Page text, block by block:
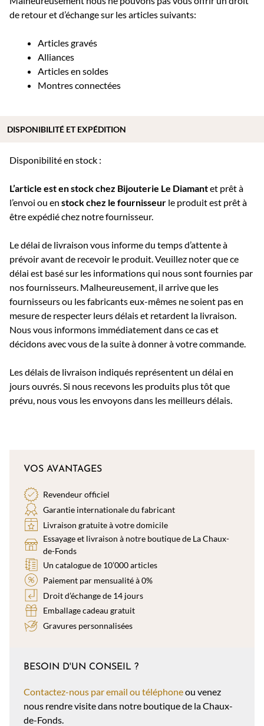
de retour et d’échange sur les articles suivants:
Articles gravés
Alliances
Articles en soldes
Montres connectées
Disponibilité en stock :
L’article est en stock chez Bijouterie Le Diamantet prêt à
l’envoi ou en stock chez le fournisseur le produit est prêt à
être expédié chez notre fournisseur.
Le délai de livraison vous informe du temps d’attente à
prévoir avant de recevoir le produit. Veuillez noter que ce
délai est basé sur les informations qui nous sont fournies par
nos fournisseurs. Malheureusement, il arrive que les
fournisseurs ou les fabricants eux-mêmes ne soient pas en
mesure de respecter leurs délais et retardent la livraison.
Nous vous informons immédiatement dans ce cas et
décidons avec vous de la suite à donner à votre commande.
Les délais de livraison indiqués représentent un délai en
jours ouvrés. Si nous recevons les produits plus tôt que
prévu, nous vous les envoyons dans les meilleurs délais.
DISPONIBILITÉ ET EXPÉDITION
VOS AVANTAGES
Revendeur officiel
Garantie internationale du fabricant
Livraison gratuite à votre domicile
Essayage et livraison à notre boutique de La Chaux-
de-Fonds
Un catalogue de 10’000 articles
Paiement par mensualité à 0%
Droit d’échange de 14 jours
Emballage cadeau gratuit
Gravures personnalisées
BESOIN D'UN CONSEIL ?
Contactez-nous par email ou téléphoneou venez
nous rendre visite dans notre boutique de la Chaux-
de-Fonds.